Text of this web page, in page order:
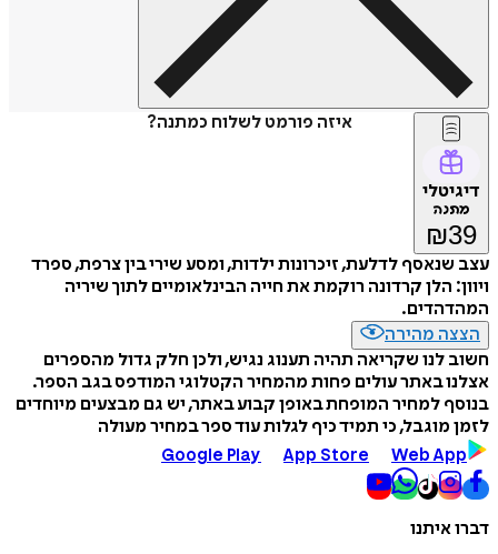
איזה פורמט לשלוח כמתנה?
דיגיטלי
מתנה
₪39
עצב שנאסף לדלעת, זיכרונות ילדות, ומסע שירי בין צרפת, ספרד
ויוון: הלן קרדונה רוקמת את חייה הבינלאומיים לתוך שיריה
המהדהדים.
הצצה מהירה
חשוב לנו שקריאה תהיה תענוג נגיש, ולכן חלק גדול מהספרים
אצלנו באתר עולים פחות מהמחיר הקטלוגי המודפס בגב הספר.
בנוסף למחיר המופחת באופן קבוע באתר, יש גם מבצעים מיוחדים
לזמן מוגבל, כי תמיד כיף לגלות עוד ספר במחיר מעולה
Google Play
App Store Web App
דברו איתנו